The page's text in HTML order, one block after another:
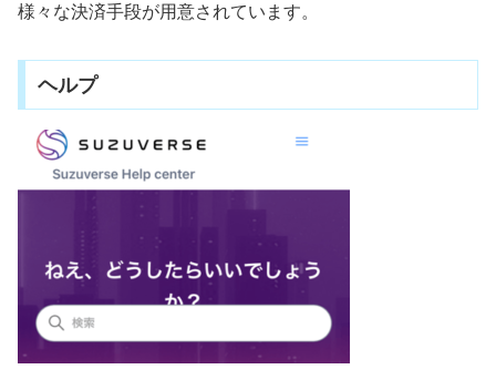
様々な決済手段が用意されています。
ヘルプ